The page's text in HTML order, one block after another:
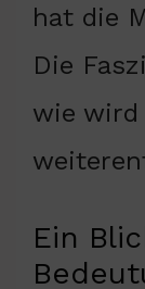
hat die
Die
wie wird
Ein